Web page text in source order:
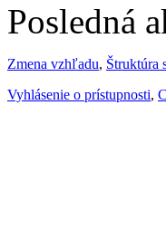
Posledná
Zmena vzhľadu, Štruktúra
Vyhlásenie o prístupnosti,